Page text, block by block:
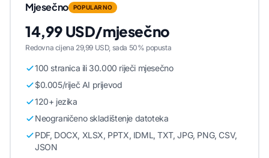
Mjesečno POPULARNO
14,99 USD/mjesečno
Redovna cijena 29,99 USD, sada 50% popusta
100 stranica ili 30.000 riječi mjesečno
$0.005/riječ AI prijevod
120+ jezika
Neograničeno skladištenje datoteka
PDF, DOCX, XLSX, PPTX, IDML, TXT, JPG, PNG, CSV,
JSON